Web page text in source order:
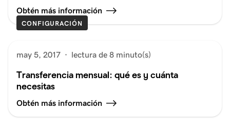
Obtén más información
CONFIGURACIÓN
may 5, 2017 · lectura de 8 minuto(s)
Transferencia mensual: qué es y cuánta
necesitas
Obtén más información